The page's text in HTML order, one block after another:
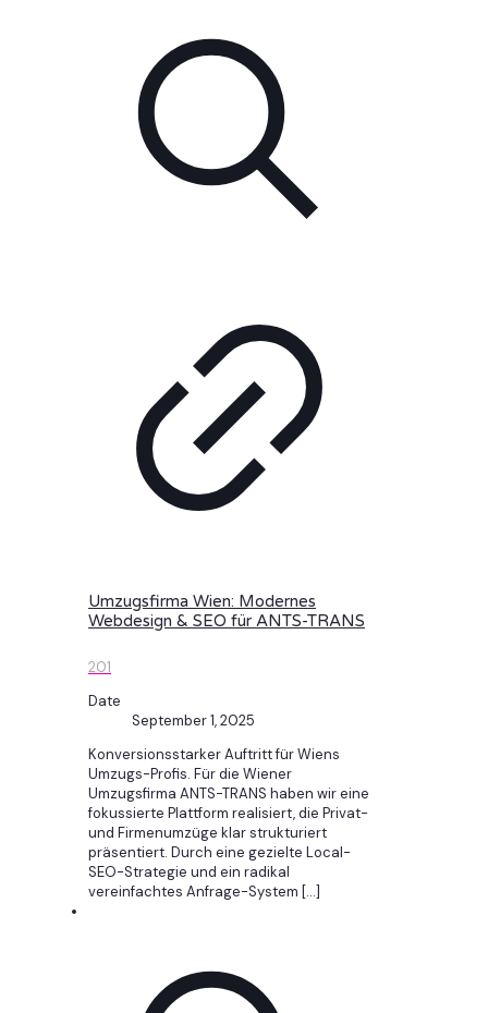
Umzugsfirma Wien: Modernes
Webdesign & SEO für ANTS-TRANS
201
Date
September 1, 2025
Konversionsstarker Auftritt für Wiens
Umzugs-Profis. Für die Wiener
Umzugsfirma ANTS-TRANS haben wir eine
fokussierte Plattform realisiert, die Privat-
und Firmenumzüge klar strukturiert
präsentiert. Durch eine gezielte Local-
SEO-Strategie und ein radikal
vereinfachtes Anfrage-System […]